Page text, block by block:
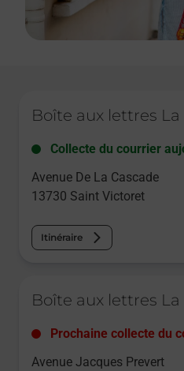
Boîte aux lettres La
Collecte du courrier
Avenue De La Cascade
13730 Saint Victoret
Itinéraire
Boîte aux lettres La
Prochaine collecte du
Avenue Jacques Prevert